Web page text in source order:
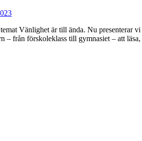
Vänlighet är till ända. Nu presenterar
– från förskoleklass till gymnasiet – att